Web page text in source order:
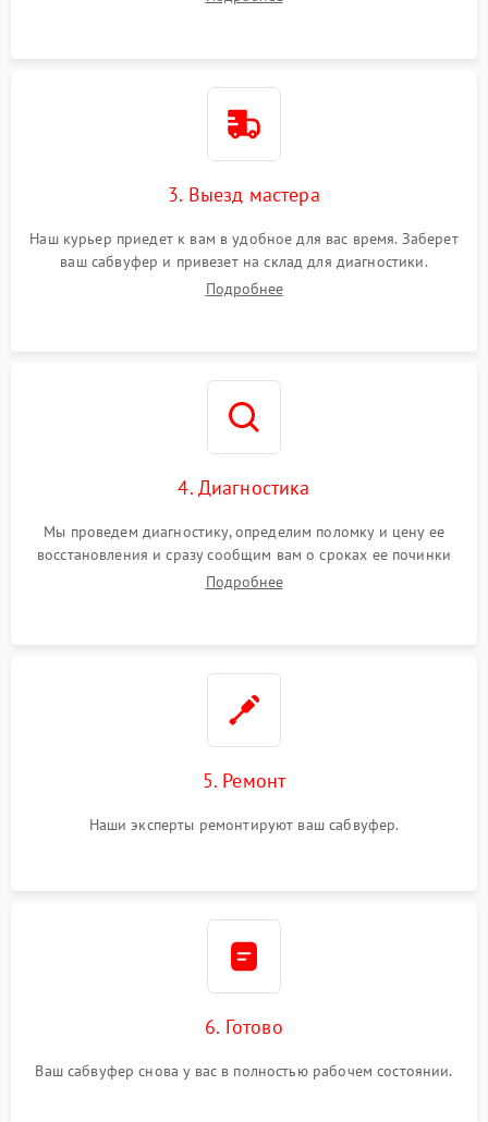
3. Выезд мастера
Наш курьер приедет к вам в удобное для вас время. Заберет
ваш сабвуфер и привезет на склад для диагностики.
Подробнее
4. Диагностика
Мы проведем диагностику, определим поломку и цену ее
восстановления и сразу сообщим вам о сроках ее починки
Подробнее
5. Ремонт
Наши эксперты ремонтируют ваш сабвуфер.
6. Готово
Ваш сабвуфер снова у вас в полностью рабочем состоянии.